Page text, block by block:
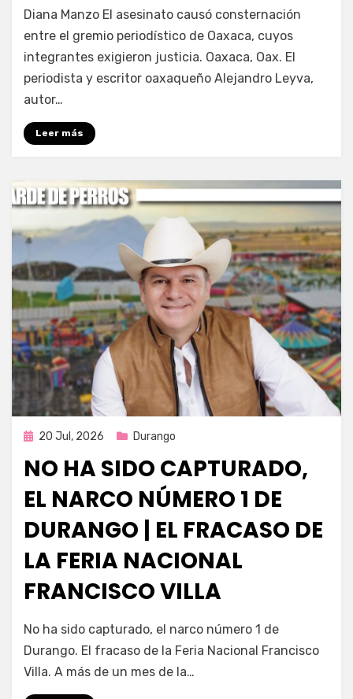
Fernando Miranda Servín
Diana Manzo El asesinato causó consternación
entre el gremio periodístico de Oaxaca, cuyos
integrantes exigieron justicia. Oaxaca, Oax. El
periodista y escritor oaxaqueño Alejandro Leyva,
autor…
Leer más
Publicada
20 Jul, 2026 Durango
NO HA SIDO CAPTURADO,
EL NARCO NÚMERO 1 DE
DURANGO | EL FRACASO DE
LA FERIA NACIONAL
FRANCISCO VILLA
por Fernando Miranda Servín
No ha sido capturado, el narco número 1 de
Durango. El fracaso de la Feria Nacional Francisco
Villa. A más de un mes de la…